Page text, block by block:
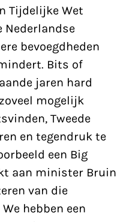
Tijdelijke Wet
Nederlandse
bevoegdheden
Bits of
jaren hard
mogelijk
Tweede
en tegendruk te
een Big
aan minister Bruin
van die
hebben een